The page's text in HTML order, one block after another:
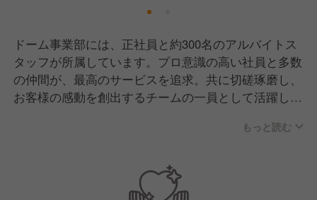
ドーム事業部には、正社員と約300名のアルバイトス
タッフが所属しています。プロ意識の高い社員と多数
の仲間が、最高のサービスを追求。共に切磋琢磨し、
お客様の感動を創出するチームの一員として活躍して
もっと読む